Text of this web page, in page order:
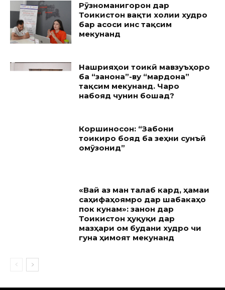
Рӯзноманигорон дар
Тоҷикистон вақти холии худро
бар асоси ҷинс тақсим
мекунанд
Нашрияҳои тоҷикӣ мавзуъҳоро
ба “занона”-ву “мардона”
тақсим мекунанд. Чаро
набояд чунин бошад?
Коршиносон: “Забони
тоҷикиро бояд ба зеҳни сунъӣ
омӯзонид”
«Вай аз ман талаб кард, ҳамаи
саҳифаҳоямро дар шабакаҳо
пок кунам»: занон дар
Тоҷикистон ҳуқуқи дар
мазҳари ом будани худро чи
гуна ҳимоят мекунанд